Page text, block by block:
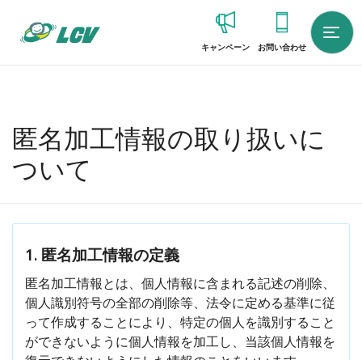
キャンペーン お問い合わせ
匿名加⼯情報の取り扱いに
ついて
1. 匿名加工情報の定義
匿名加工情報とは、個人情報に含まれる記述の削除、
個人識別符号の全部の削除等、法令に定める基準に従
って作成することにより、特定の個人を識別すること
ができないように個人情報を加工し、当該個人情報を